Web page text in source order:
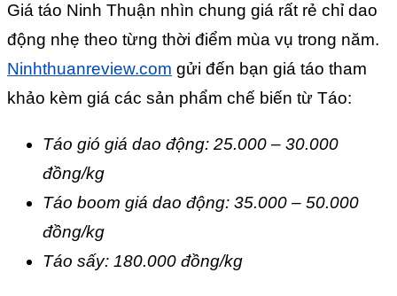
Giá táo Ninh Thuận nhìn chung giá rất rẻ chỉ dao
động nhẹ theo từng thời điểm mùa vụ trong năm.
Ninhthuanreview.com gửi đến bạn giá táo tham
khảo kèm giá các sản phẩm chế biến từ Táo:
Táo gió giá dao động: 25.000 – 30.000
đồng/kg
Táo boom giá dao động: 35.000 – 50.000
đồng/kg
Táo sấy: 180.000 đồng/kg